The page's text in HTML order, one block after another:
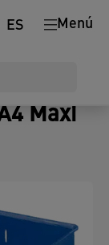
Menú
ES
Maxi